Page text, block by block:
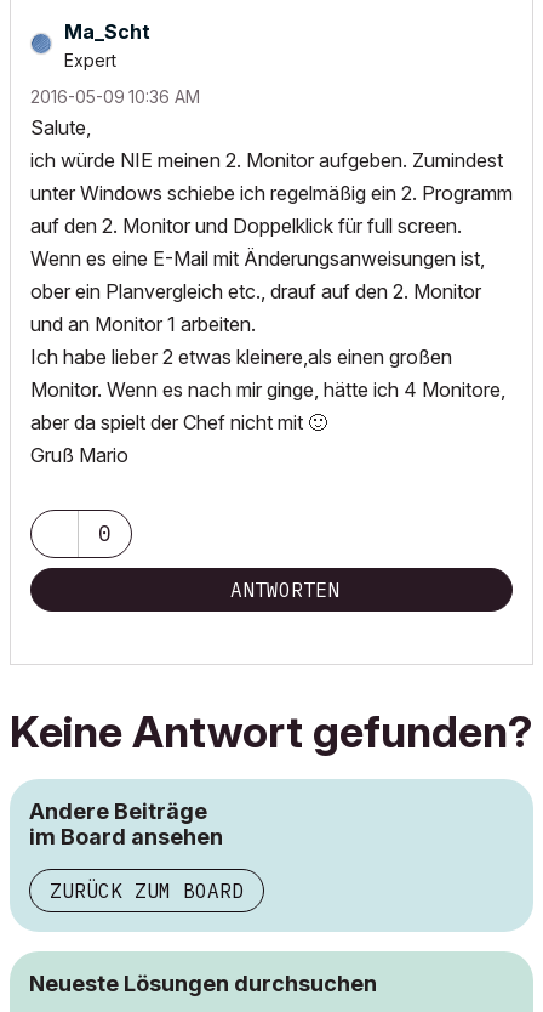
Ma_Scht
Expert
‎2016-05-09 10:36 AM
Salute,
ich würde NIE meinen 2. Monitor aufgeben. Zumindest
unter Windows schiebe ich regelmäßig ein 2. Programm
auf den 2. Monitor und Doppelklick für full screen.
Wenn es eine E-Mail mit Änderungsanweisungen ist,
ober ein Planvergleich etc., drauf auf den 2. Monitor
und an Monitor 1 arbeiten.
Ich habe lieber 2 etwas kleinere,als einen großen
Monitor. Wenn es nach mir ginge, hätte ich 4 Monitore,
aber da spielt der Chef nicht mit 🙂
Gruß Mario
0
ANTWORTEN
Keine Antwort gefunden?
Andere Beiträge
im Board ansehen
ZURÜCK ZUM BOARD
Neueste Lösungen durchsuchen